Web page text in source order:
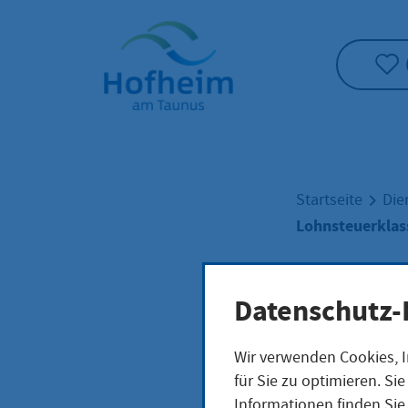
Startseite"
Startseite
Wir verwenden
für Sie zu optimieren.